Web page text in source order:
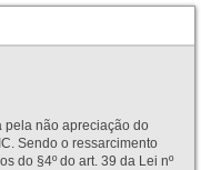
pela não apreciação do
Sendo o ressarcimento
do §4º do art. 39 da Lei nº